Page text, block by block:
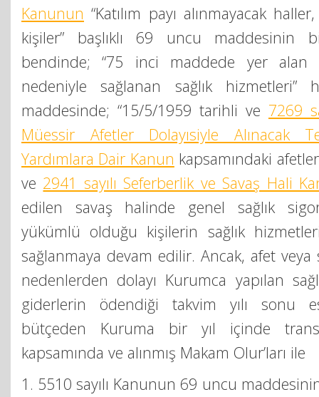
Kanunun “Katılım payı alınmayacak
kişiler” başlıklı 69 uncu maddesinin
bendinde; “75 inci maddede yer
nedeniyle sağlanan sağlık
maddesinde; “15/5/1959 tarihli ve 7269
Müessir Afetler Dolayısiyle Alınacak
Yardımlara Dair Kanun kapsamındaki
ve 2941 sayılı Seferberlik ve Savaş Hali
edilen savaş halinde genel sağlık
yükümlü olduğu kişilerin sağlık
sağlanmaya devam edilir. Ancak, afet veya
nedenlerden dolayı Kurumca yapılan
giderlerin ödendiği takvim yılı sonu
bütçeden Kuruma bir yıl içinde
kapsamında ve alınmış Makam Olur’ları ile
1. 5510 sayılı Kanunun 69 uncu